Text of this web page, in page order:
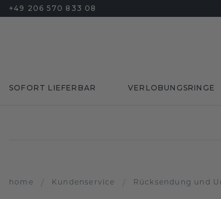
+49 206 570 833 08
SOFORT LIEFERBAR VERLOBUNGSRINGE
home / Kundenservice / Rücksendung und